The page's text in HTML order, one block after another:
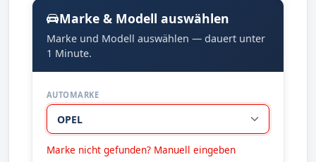
Marke & Modell auswählen
Marke und Modell auswählen — dauert unter
1 Minute.
AUTOMARKE
Marke nicht gefunden? Manuell eingeben